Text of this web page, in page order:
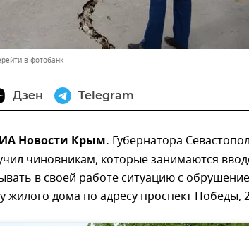
в фотобанк
Дзен Telegram
Новости Крым. Губернатора
чиновникам, которые занимаются
в своей работе ситуацию с
жилого дома по адресу проспект Победы,